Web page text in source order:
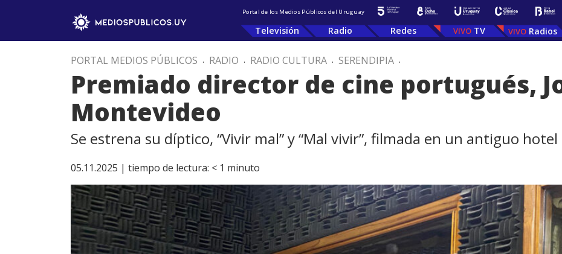
Portal de los Medios Públicos del Uruguay
Televisión Radio Redes TV Radios
PORTAL MEDIOS PÚBLICOS . RADIO . RADIO CULTURA . SERENDIPIA .
Premiado director de cine portugués,
Montevideo
Se estrena su díptico, “Vivir mal” y “Mal vivir”, filmada en un antiguo
05.11.2025 | tiempo de lectura: < 1 minuto